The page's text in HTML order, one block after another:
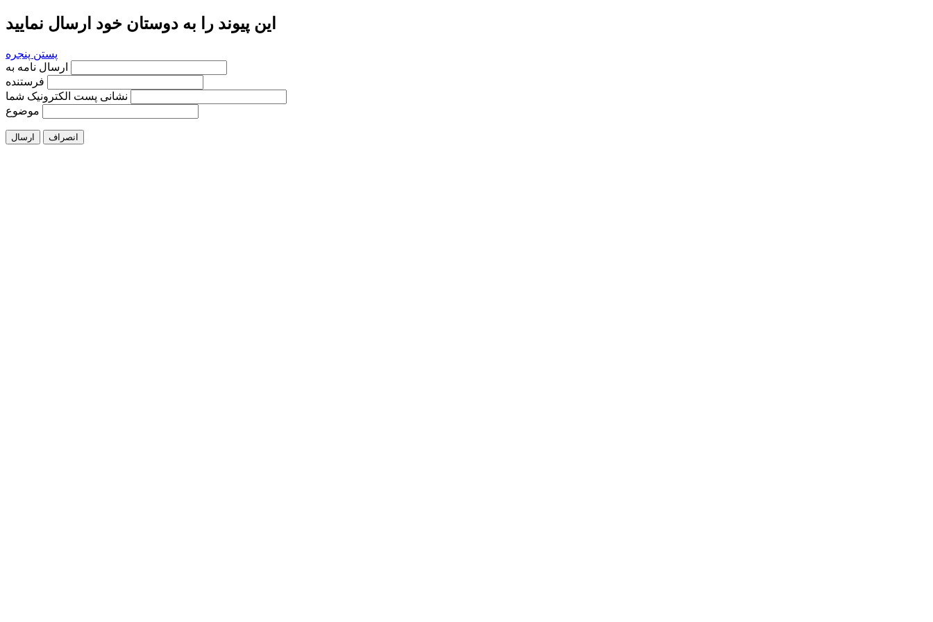
این پیوند را به دوستان خود ارسال نمایید
پستن پنجره
فرستنده
نشانی پست الکترونیک شما
موضوع
ارسال انصراف